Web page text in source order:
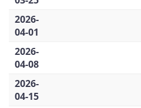
2026-
04-01
2026-
04-08
2026-
04-15